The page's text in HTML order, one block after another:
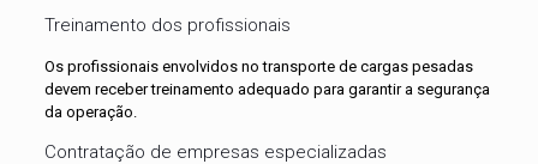
Treinamento dos profissionais
Os profissionais envolvidos no transporte de cargas pesadas
devem receber treinamento adequado para garantir a segurança
da operação.
Contratação de empresas especializadas